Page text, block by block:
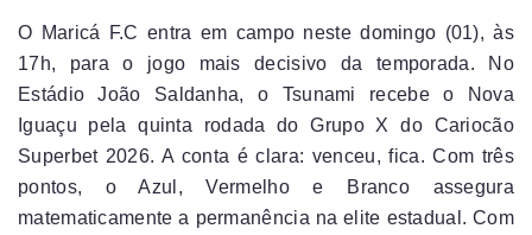
O Maricá F.C entra em campo neste domingo (01), às
17h, para o jogo mais decisivo da temporada. No
Estádio João Saldanha, o Tsunami recebe o Nova
Iguaçu pela quinta rodada do Grupo X do Cariocão
Superbet 2026. A conta é clara: venceu, fica. Com três
pontos, o Azul, Vermelho e Branco assegura
matematicamente a permanência na elite estadual. Com